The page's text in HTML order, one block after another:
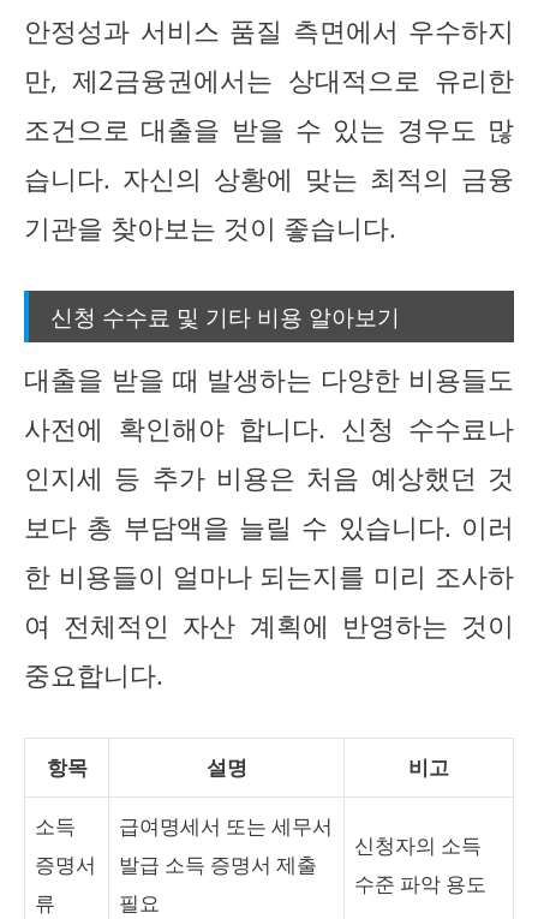
안정성과 서비스 품질 측면에서 우수하지
만, 제2금융권에서는 상대적으로 유리한
조건으로 대출을 받을 수 있는 경우도 많
습니다. 자신의 상황에 맞는 최적의 금융
기관을 찾아보는 것이 좋습니다.
신청 수수료 및 기타 비용 알아보기
대출을 받을 때 발생하는 다양한 비용들도
사전에 확인해야 합니다. 신청 수수료나
인지세 등 추가 비용은 처음 예상했던 것
보다 총 부담액을 늘릴 수 있습니다. 이러
한 비용들이 얼마나 되는지를 미리 조사하
여 전체적인 자산 계획에 반영하는 것이
중요합니다.
항목 설명 비고
소득
증명서
류
급여명세서 또는 세무서
발급 소득 증명서 제출
필요
신청자의 소득
수준 파악 용도